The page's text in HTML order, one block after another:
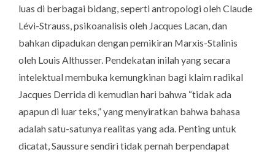
luas di berbagai bidang, seperti antropologi oleh Claude
Lévi-Strauss, psikoanalisis oleh Jacques Lacan, dan
bahkan dipadukan dengan pemikiran Marxis-Stalinis
oleh Louis Althusser. Pendekatan inilah yang secara
intelektual membuka kemungkinan bagi klaim radikal
Jacques Derrida di kemudian hari bahwa “tidak ada
apapun di luar teks,” yang menyiratkan bahwa bahasa
adalah satu-satunya realitas yang ada. Penting untuk
dicatat, Saussure sendiri tidak pernah berpendapat